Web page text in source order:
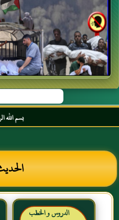
بسم الله
الدروس و الخطب